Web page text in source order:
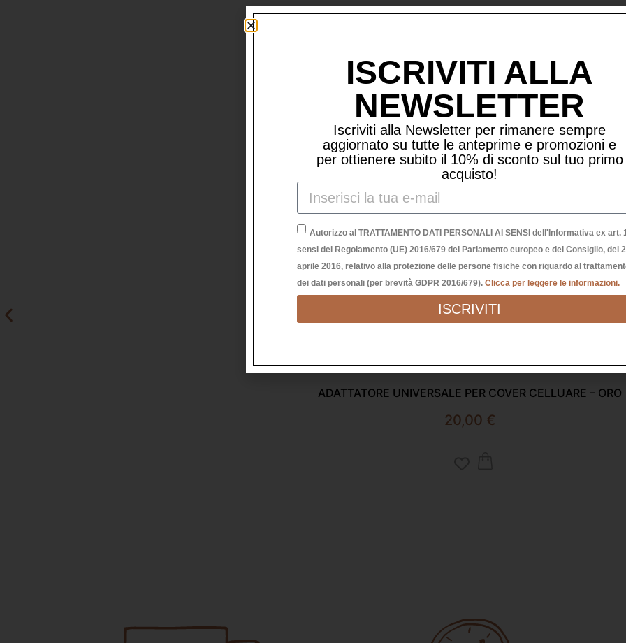
Prodotti Correlati
ADATTATORE UNIVERSALE PER COVER CELLUARE – ORO
20,00 €
ISCRIVITI ALLA
NEWSLETTER
Iscriviti alla Newsletter per rimanere sempre
aggiornato su tutte le anteprime e promozioni e
per ottienere subito il 10% di sconto sul tuo primo
acquisto!
Autorizzo al TRATTAMENTO DATI PERSONALI AI SENSI dell'Informativa ex art.
sensi del Regolamento (UE) 2016/679 del Parlamento europeo e del Consiglio, del
aprile 2016, relativo alla protezione delle persone fisiche con riguardo al
dei dati personali (per brevità GDPR 2016/679). Clicca per leggere le informazioni.
ISCRIVITI